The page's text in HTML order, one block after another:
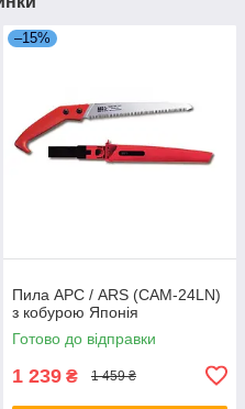
–15%
Пила АРС / ARS (CAM-24LN)
з кобурою Японія
Готово до відправки
1 239 ₴ 1 459 ₴